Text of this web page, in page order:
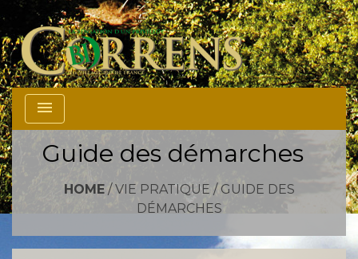
menu
Guide des démarches
HOME/ VIE PRATIQUE /GUIDE DES
DÉMARCHES